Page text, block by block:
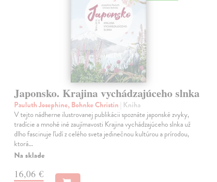
Japonsko. Krajina vychádzajúceho slnka
Pauluth Josephine, Bohnke Christin | Kniha
V tejto nádherne ilustrovanej publikácii spoznáte japonské zvyky,
tradície a mnohé iné zaujímavosti Krajina vychádzajúceho slnka už
dlho fascinuje ľudí z celého sveta jedinečnou kultúrou a prírodou,
ktorá…
Na sklade
16,06 €